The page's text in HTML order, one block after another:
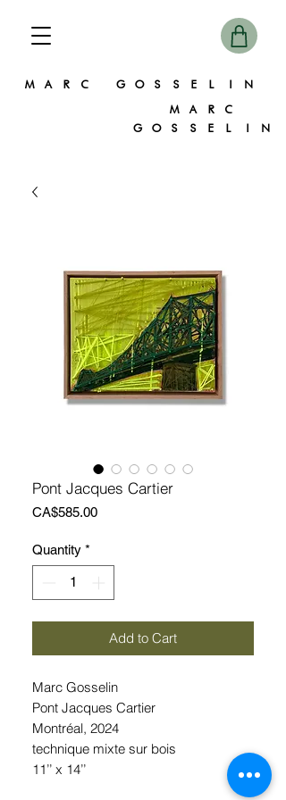
MARC GOSSELIN
MARC
GOSSELIN
Pont Jacques Cartier
CA$585.00Price
Quantity *
Add to Cart
Marc Gosselin
Pont Jacques Cartier
Montréal, 2024
technique mixte sur bois
11’’ x 14’’